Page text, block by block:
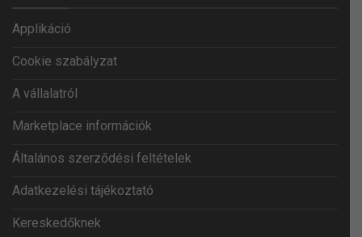
Applikáció
Cookie szabályzat
A vállalatról
Marketplace információk
Általános szerződési feltételek
Adatkezelési tájékoztató
Kereskedőknek